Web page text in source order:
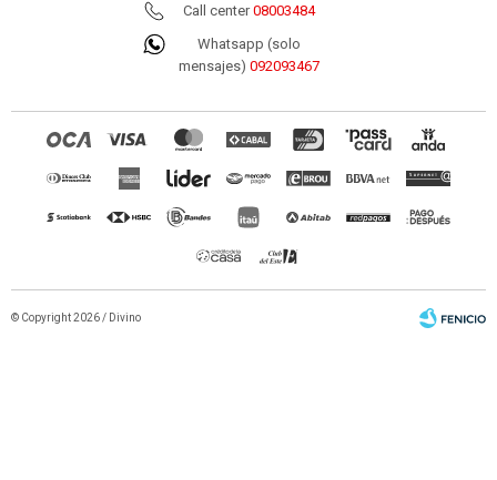
Call center08003484
Whatsapp (solo
mensajes) 092093467
© Copyright 2026 / Divino